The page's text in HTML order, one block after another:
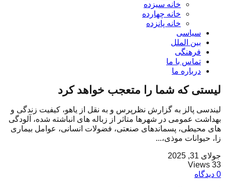
خانه سیزده
خانه چهارده
خانه پانزده
سیاسی
بین الملل
فرهنگی
تماس با ما
درباره ما
لیستی که شما را متعجب خواهد کرد
لیندسی پالز به گزارش نظرپرس و به نقل از یاهو، کیفیت زندگی و
بهداشت عمومی در شهرها متاثر از زباله های انباشته شده، آلودگی
های محیطی، پسماندهای صنعتی، فضولات انسانی، عوامل بیماری
زا، حیوانات موذی،...
جولای 31, 2025
33 Views
0 دیدگاه